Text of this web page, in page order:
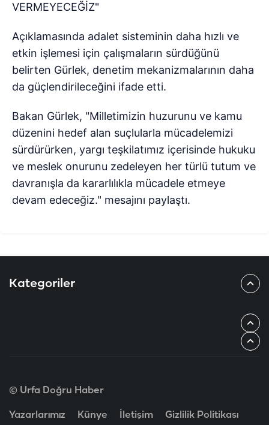
VERMEYECEĞİZ"
Açıklamasında adalet sisteminin daha hızlı ve
etkin işlemesi için çalışmaların sürdüğünü
belirten Gürlek, denetim mekanizmalarının daha
da güçlendirileceğini ifade etti.
Bakan Gürlek, "Milletimizin huzurunu ve kamu
düzenini hedef alan suçlularla mücadelemizi
sürdürürken, yargı teşkilatımız içerisinde hukuku
ve meslek onurunu zedeleyen her türlü tutum ve
davranışla da kararlılıkla mücadele etmeye
devam edeceğiz." mesajını paylaştı.
Kategoriler
© Urfa Doğru Haber
Yazarlarımız Künye İletişim Gizlilik Politikası